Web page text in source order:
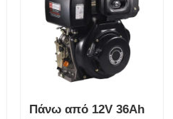
Πάνω από 12V 36Ah